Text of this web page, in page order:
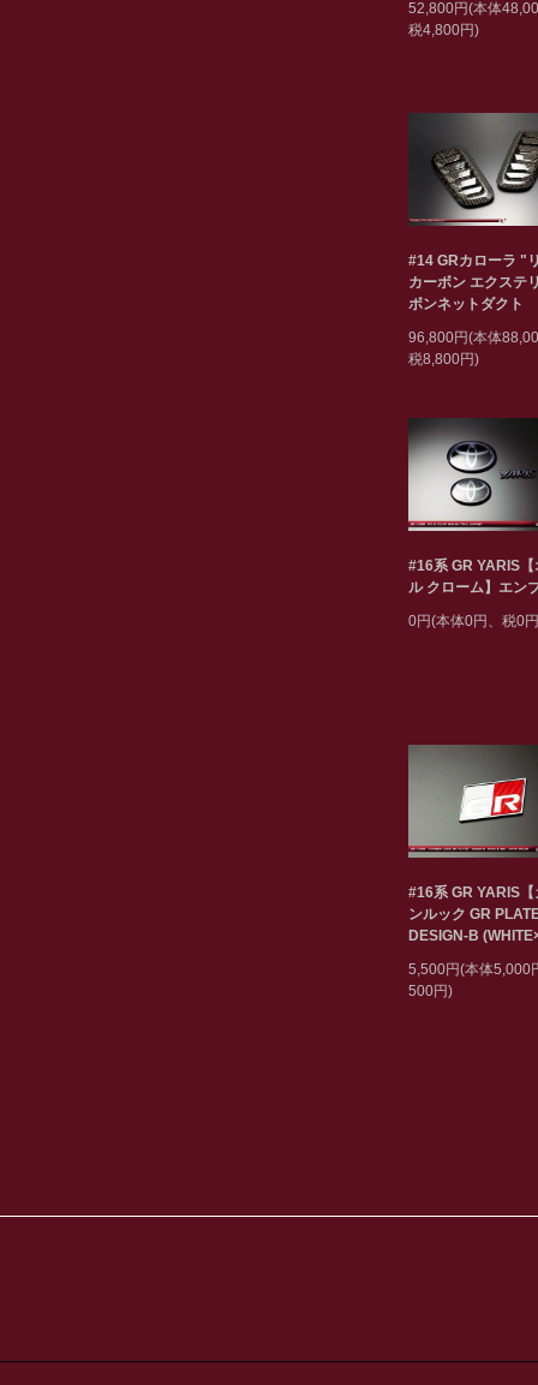
52,800円(本体
税4,800円)
#14 GRカローラ "
カーボン エクステ
ボンネットダクト
96,800円(本体
税8,800円)
#16系 GR YARIS【
ル クローム】エン
0円(本体0円、税0
#16系 GR YARIS【
ンルック GR
DESIGN-B
5,500円(本体5,000
500円)